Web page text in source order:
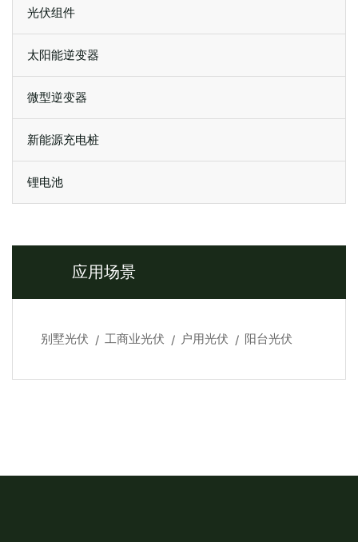
光伏组件
太阳能逆变器
微型逆变器
新能源充电桩
锂电池
应用场景
别墅光伏 工商业光伏 户用光伏 阳台光伏